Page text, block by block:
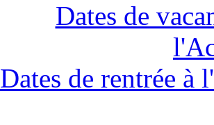
Dates de
Dates de rentrée à